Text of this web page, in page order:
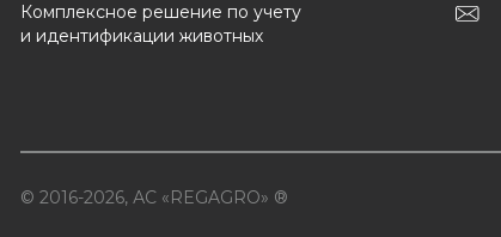
Комплексное решение по учету
и идентификации животных
© 2016-2026, АС «REGAGRO» ®